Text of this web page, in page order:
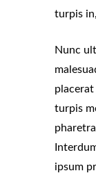
turpis
Nunc
placerat
turpis
ipsum